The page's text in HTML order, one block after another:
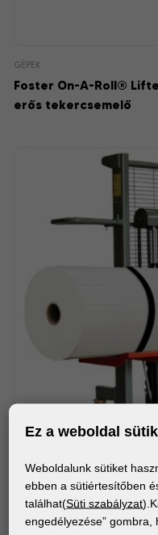
GÉPEK
Foster On-A-Roll®
erős tekercsemelő
GÉPEK
Foster On-A-Roll®
egykezelős
Ez a weboldal
Weboldalunk sütiket
ebben a sütiértesítőben
találhat(Süti szabályzat
engedélyezése”